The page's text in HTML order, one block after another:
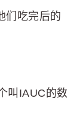
们吃完后的
叫IAUC的数